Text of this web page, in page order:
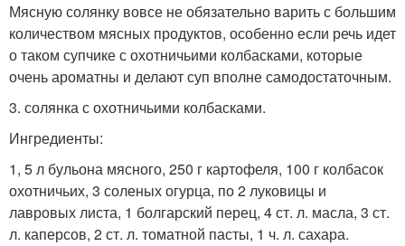
Мясную солянку вовсе не обязательно варить с большим
количеством мясных продуктов, особенно если речь идет
о таком супчике с охотничьими колбасками, которые
очень ароматны и делают суп вполне самодостаточным.
3. солянка с охотничьими колбасками.
Ингредиенты:
1, 5 л бульона мясного, 250 г картофеля, 100 г колбасок
охотничьих, 3 соленых огурца, по 2 луковицы и
лавровых листа, 1 болгарский перец, 4 ст. л. масла, 3 ст.
л. каперсов, 2 ст. л. томатной пасты, 1 ч. л. сахара.